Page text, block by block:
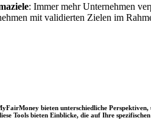
: Immer mehr Unternehmen
mit validierten Zielen im
bieten unterschiedliche
Tools bieten Einblicke, die auf Ihre